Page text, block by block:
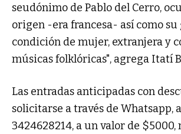
seudónimo de Pablo del Cerro,
origen -era francesa- así como su
condición de mujer, extranjera y
músicas folklóricas", agrega Itatí
Las entradas anticipadas con
solicitarse a través de Whatsapp,
3424628214, a un valor de